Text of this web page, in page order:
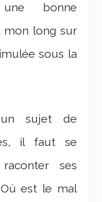
bonne
mon long sur
sous la
sujet de
il faut se
ses
Où est le mal